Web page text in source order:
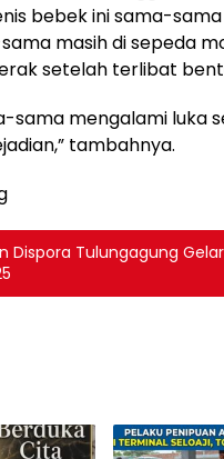
bebek ini sama-
masih di sepeda
setelah terlibat
sama mengalami luka
tambahnya.
Dispora Tulungagung